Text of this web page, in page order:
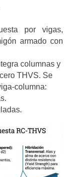
por vigas,
armado con
columnas y
THVS. Se
columna: